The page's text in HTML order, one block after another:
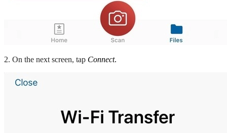
2. On the next screen, tap Connect.